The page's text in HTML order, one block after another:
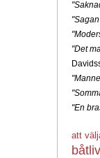
"Det
"En
att
båtliv